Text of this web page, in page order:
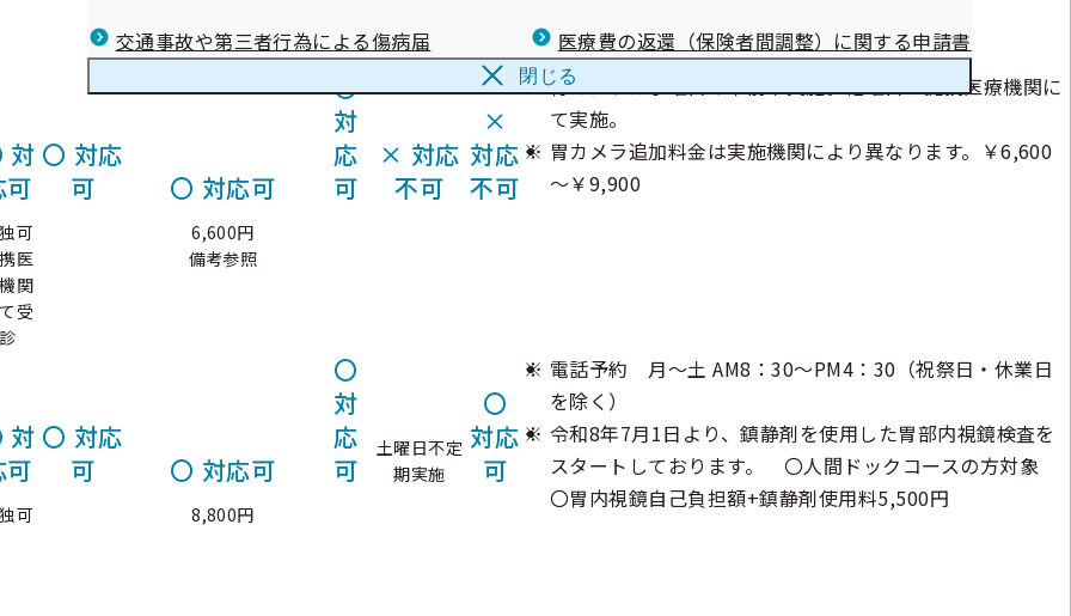
交通事故や第三者行為による傷病届 医療費の返還（保険者間調整）に関する申請書
閉じる
みで1日3名まで。
対
可
可
医
関
受
診
〇 対応
可
〇 対応可
6,600円
備考参照
〇
対
応
可
× 対応
不可
×
対応
不可
胃カメラは水曜日の午前中実施。他曜日は提携医療機関に
て実施。
胃カメラ追加料金は実施機関により異なります。￥6,600
～￥9,900
対
可
可
〇 対応
可
〇 対応可
8,800円
〇
対
応
可
土曜日不定
期実施
〇
対応
可
電話予約 月～土 AM8：30～PM4：30（祝祭日・休業日
を除く）
令和8年7月1日より、鎮静剤を使用した胃部内視鏡検査を
スタートしております。 〇人間ドックコースの方対象
〇胃内視鏡自己負担額+鎮静剤使用料5,500円